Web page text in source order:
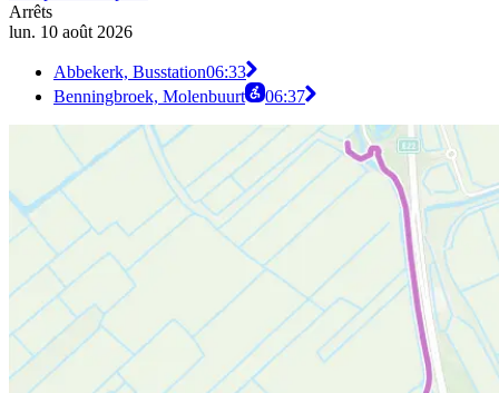
Arrêts
lun. 10 août 2026
Abbekerk, Busstation06:33
Benningbroek, Molenbuurt
06:37